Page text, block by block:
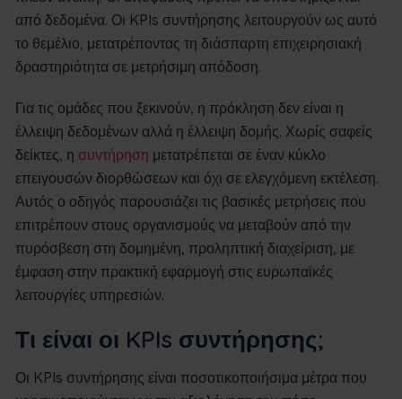
από δεδομένα. Οι KPIs συντήρησης λειτουργούν ως αυτό
το θεμέλιο, μετατρέποντας τη διάσπαρτη επιχειρησιακή
δραστηριότητα σε μετρήσιμη απόδοση.
Για τις ομάδες που ξεκινούν, η πρόκληση δεν είναι η
έλλειψη δεδομένων αλλά η έλλειψη δομής. Χωρίς σαφείς
δείκτες, η συντήρηση μετατρέπεται σε έναν κύκλο
επειγουσών διορθώσεων και όχι σε ελεγχόμενη εκτέλεση.
Αυτός ο οδηγός παρουσιάζει τις βασικές μετρήσεις που
επιτρέπουν στους οργανισμούς να μεταβούν από την
πυρόσβεση στη δομημένη, προληπτική διαχείριση, με
έμφαση στην πρακτική εφαρμογή στις ευρωπαϊκές
λειτουργίες υπηρεσιών.
Τι είναι οι KPIs συντήρησης;
Οι KPIs συντήρησης είναι ποσοτικοποιήσιμα μέτρα που